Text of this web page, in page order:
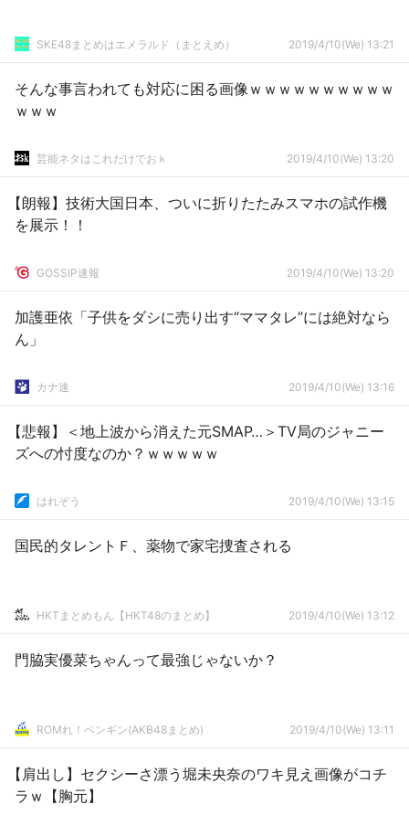
SKE48まとめはエメラルド（まとえめ） 2019/4/10(We) 13:21
そんな事言われても対応に困る画像ｗｗｗｗｗｗｗｗｗｗ
ｗｗｗ
芸能ネタはこれだけでおｋ 2019/4/10(We) 13:20
【朗報】技術大国日本、ついに折りたたみスマホの試作機
を展示！！
GOSSIP速報 2019/4/10(We) 13:20
加護亜依「子供をダシに売り出す“ママタレ”には絶対なら
ん」
カナ速 2019/4/10(We) 13:16
【悲報】＜地上波から消えた元SMAP…＞TV局のジャニー
ズへの忖度なのか？ｗｗｗｗｗ
はれぞう 2019/4/10(We) 13:15
国民的タレントＦ、薬物で家宅捜査される
HKTまとめもん【HKT48のまとめ】 2019/4/10(We) 13:12
門脇実優菜ちゃんって最強じゃないか？
ROMれ！ペンギン(AKB48まとめ) 2019/4/10(We) 13:11
【肩出し】セクシーさ漂う堀未央奈のワキ見え画像がコチ
ラｗ【胸元】